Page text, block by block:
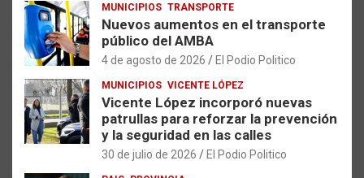
MUNICIPIOS TRANSPORTE
Nuevos aumentos en el transporte
público del AMBA
4 de agosto de 2026 El Podio Politico
MUNICIPIOS VICENTE LÓPEZ
Vicente López incorporó nuevas
patrullas para reforzar la prevención
y la seguridad en las calles
30 de julio de 2026 El Podio Politico